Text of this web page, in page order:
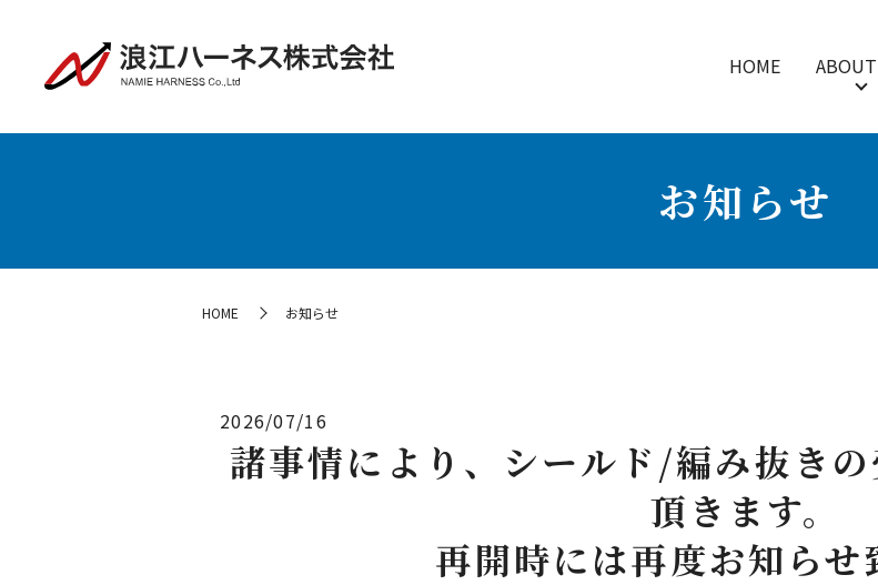
HOME
お知らせ
HOME お知らせ
2026/07/16
諸事情により、シールド/編み抜き
頂きます。
再開時には再度お知らせ